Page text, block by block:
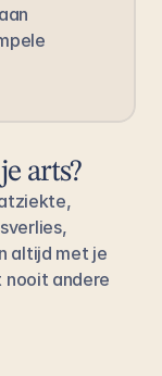
arts?
altijd met je
nooit andere